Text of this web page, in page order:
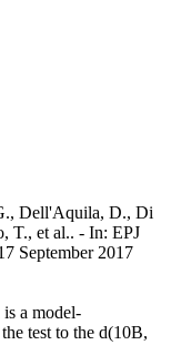
Dell'Aquila, D., Di
T., et al.. - In: EPJ
September 2017
a model-
test to the d(10B,